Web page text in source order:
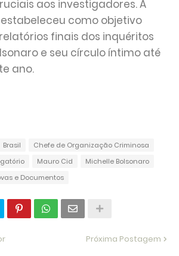
aos investigadores. A
estabeleceu como objetivo
finais dos inquéritos
e seu círculo íntimo até
ano.
Brasil
Chefe de Organização Criminosa
Mauro Cid
Michelle Bolsonaro
e Documentos
Próxima Postagem